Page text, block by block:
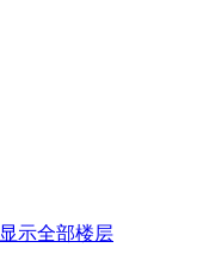
显示全部楼层